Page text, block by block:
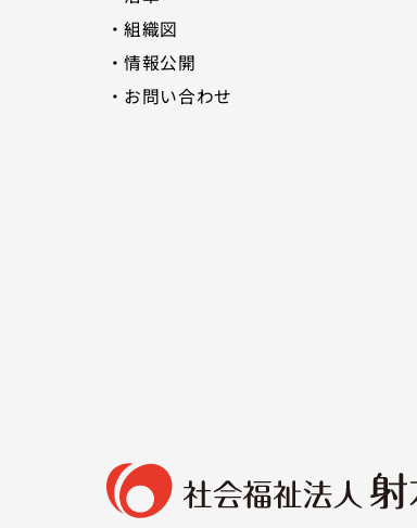
組織図
情報公開
お問い合わせ